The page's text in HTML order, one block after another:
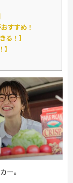
すすめ！
る！】
ー。